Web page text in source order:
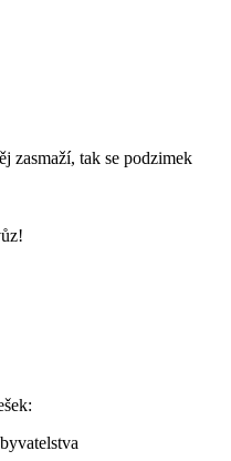
zasmaží, tak se podzimek